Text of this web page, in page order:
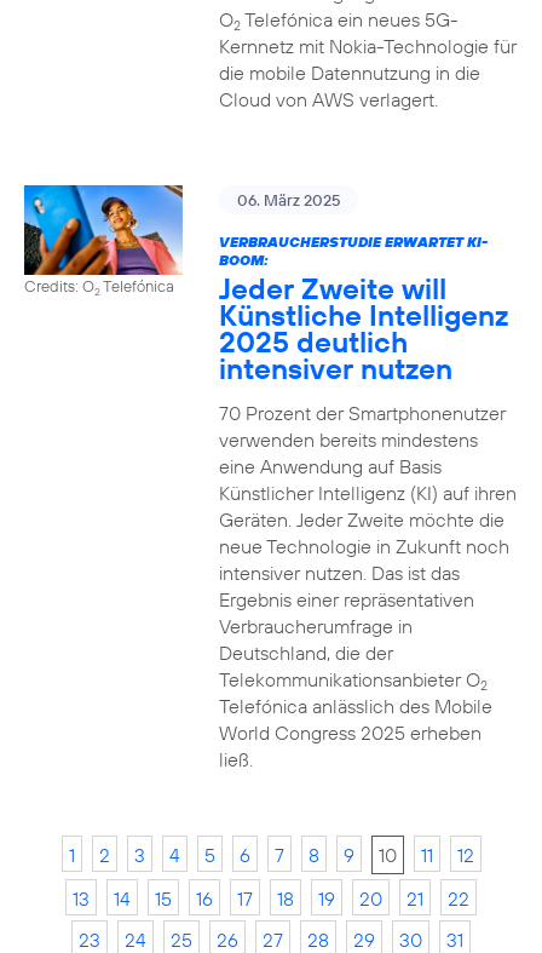
O2Telefónica ein neues 5G-
Kernnetz mit Nokia-Technologie für
die mobile Datennutzung in die
Cloud von AWS verlagert.
Credits: O2Telefónica
06. März 2025
VERBRAUCHERSTUDIE ERWARTET KI-
BOOM:
Jeder Zweite will
Künstliche Intelligenz
2025 deutlich
intensiver nutzen
70 Prozent der Smartphonenutzer
verwenden bereits mindestens
eine Anwendung auf Basis
Künstlicher Intelligenz (KI) auf ihren
Geräten. Jeder Zweite möchte die
neue Technologie in Zukunft noch
intensiver nutzen. Das ist das
Ergebnis einer repräsentativen
Verbraucherumfrage in
Deutschland, die der
Telekommunikationsanbieter O2
Telefónica anlässlich des Mobile
World Congress 2025 erheben
ließ.
1 2 3 4 5 6 7 8 9 10 11
12
13
14 15 16 17 18 19 20 21
22
23
24 25 26 27 28 29 30
31